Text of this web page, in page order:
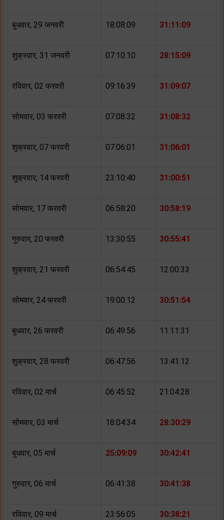
बुधवार, 29 जनवरी 18:08:09 31:11:09
शुक्रवार, 31 जनवरी 07:10:10 28:15:09
रविवार, 02 फरवरी 09:16:39 31:09:07
सोमवार, 03 फरवरी 07:08:32 31:08:32
शुक्रवार, 07 फरवरी 07:06:01 31:06:01
शुक्रवार, 14 फरवरी 23:10:40 31:00:51
सोमवार, 17 फरवरी 06:58:20 30:58:19
गुरुवार, 20 फरवरी 13:30:55 30:55:41
शुक्रवार, 21 फरवरी 06:54:45 12:00:33
सोमवार, 24 फरवरी 19:00:12 30:51:54
बुधवार, 26 फरवरी 06:49:56 11:11:31
शुक्रवार, 28 फरवरी 06:47:56 13:41:12
रविवार, 02 मार्च 06:45:52 21:04:28
सोमवार, 03 मार्च 18:04:34 28:30:29
बुधवार, 05 मार्च 25:09:09 30:42:41
गुरुवार, 06 मार्च 06:41:38 30:41:38
रविवार, 09 मार्च 23:56:05 30:38:21